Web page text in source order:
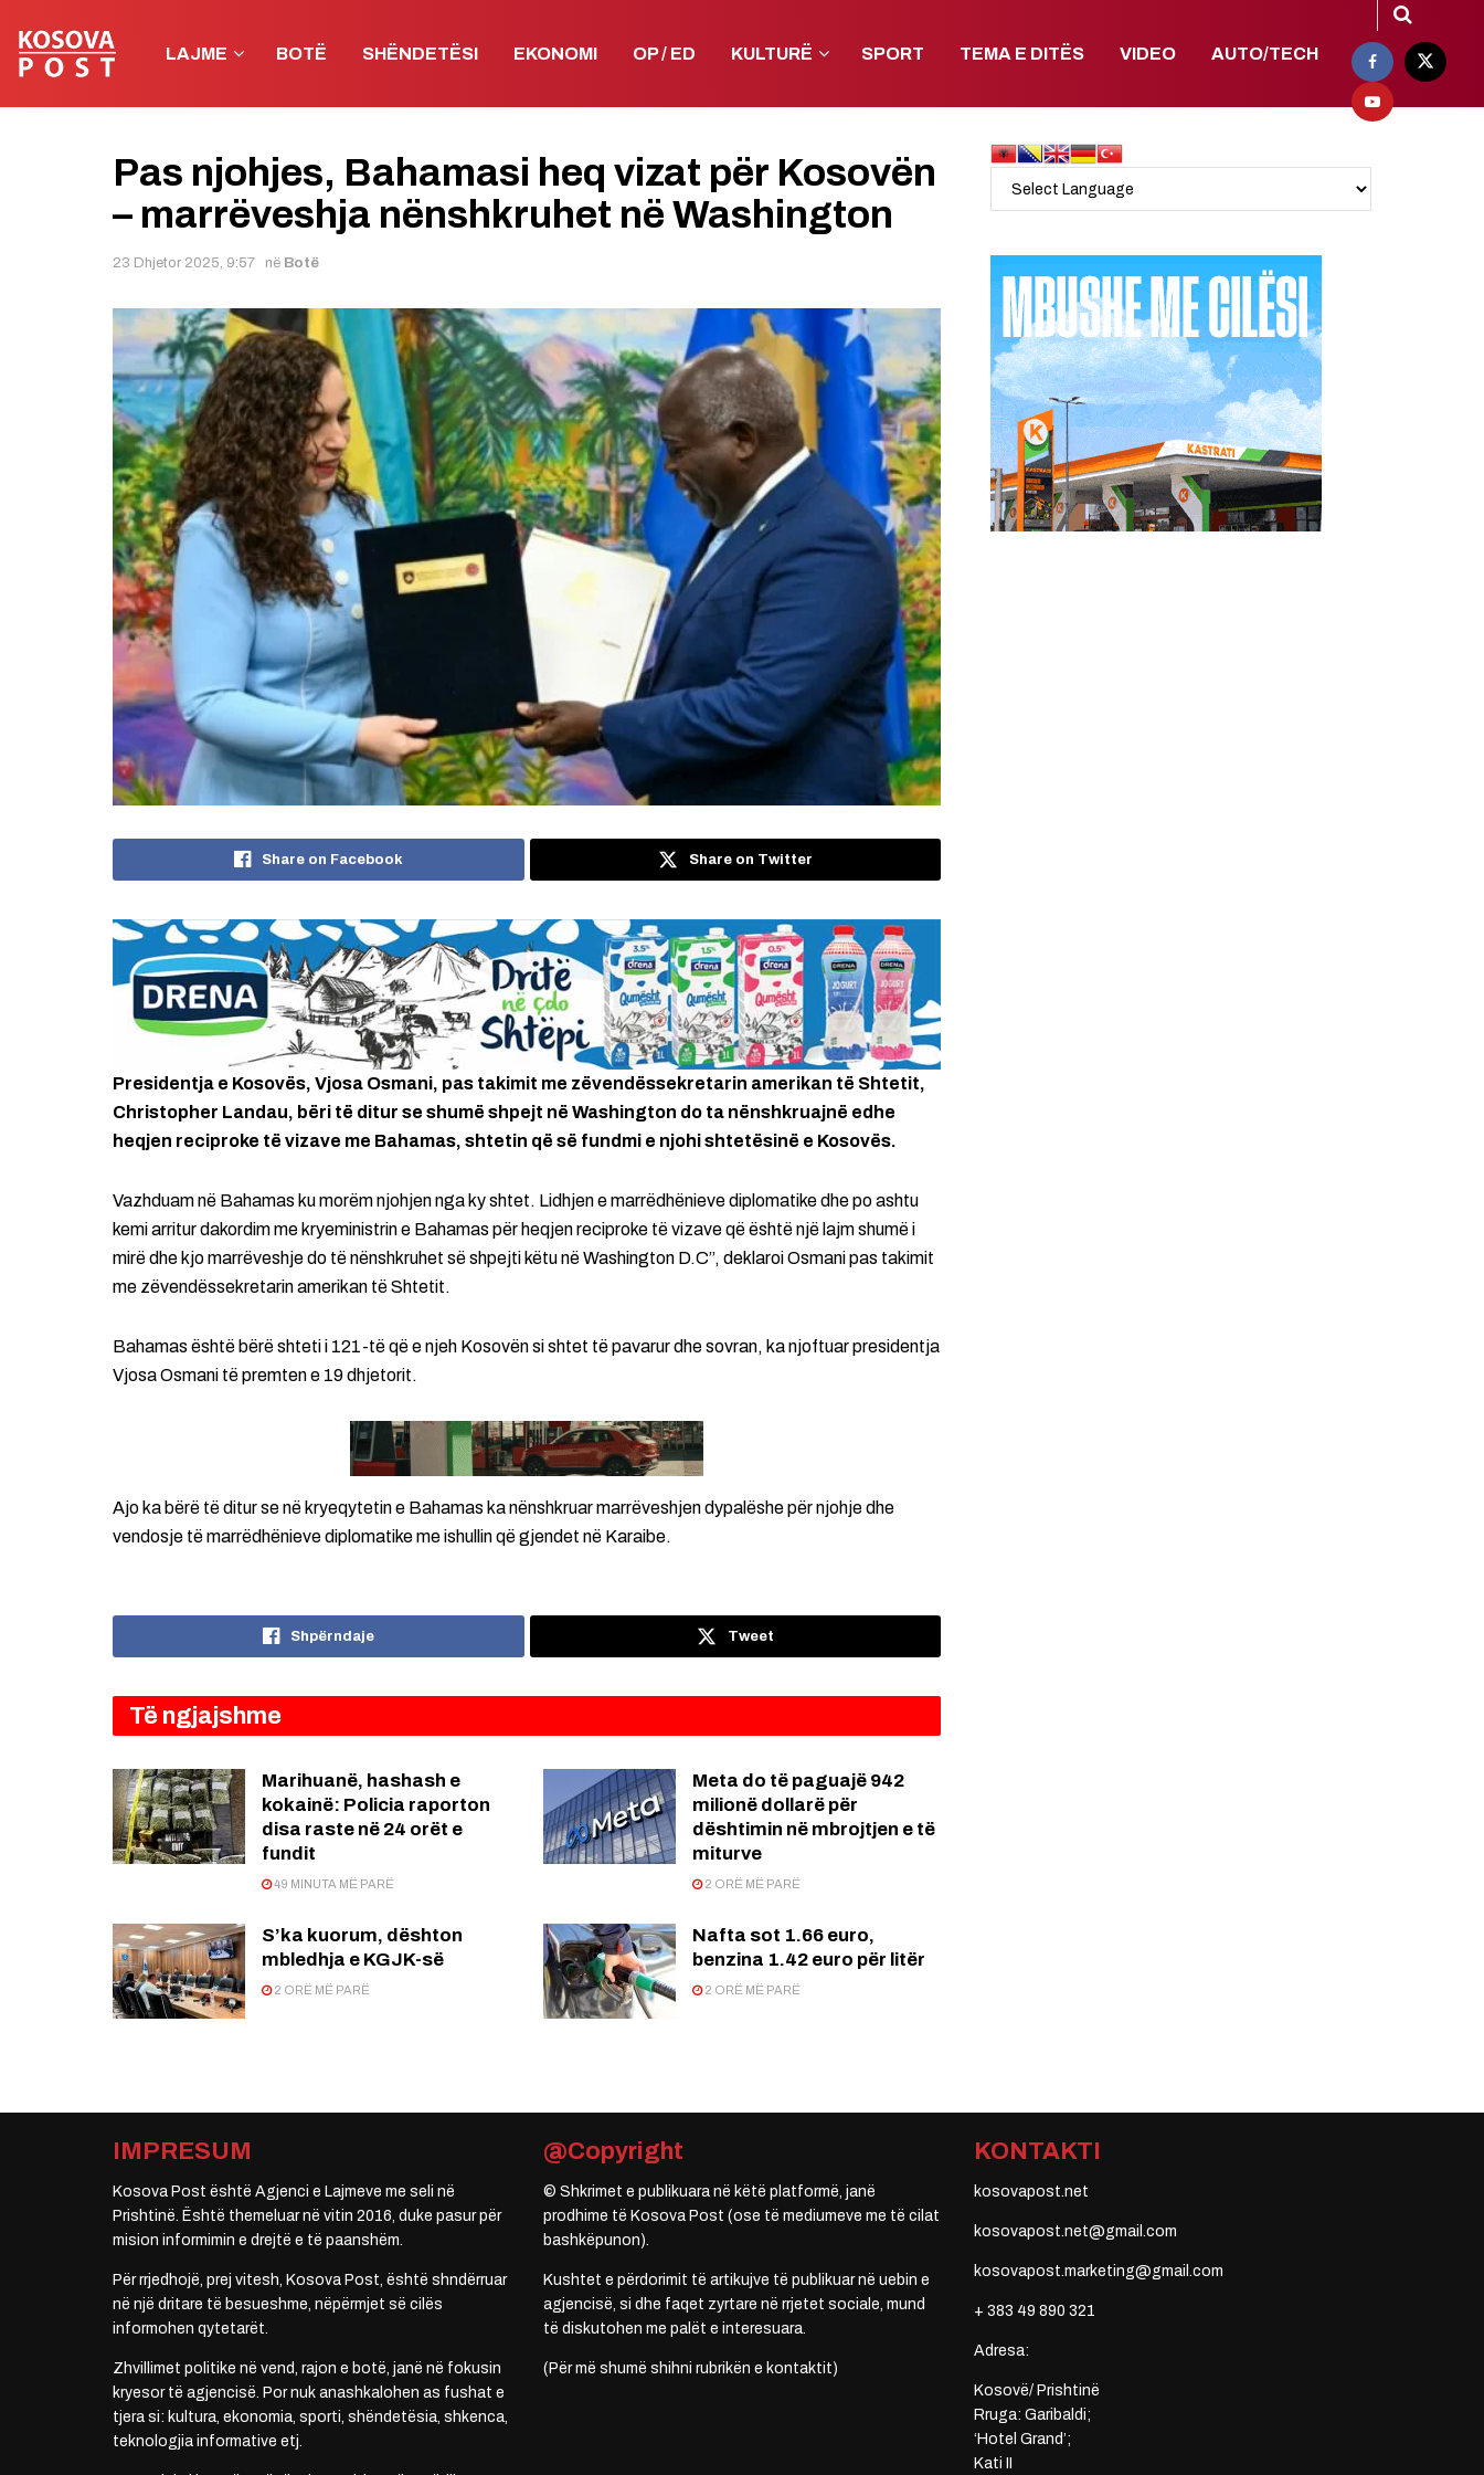
LAJME BOTË SHËNDETËSI EKONOMI OP / ED KULTURË SPORT TEMA E DITËS VIDEO AUTO/TECH
Pas njohjes, Bahamasi heq vizat për Kosovën
– marrëveshja nënshkruhet në Washington
23 Dhjetor 2025, 9:57 në Botë
Share on Facebook Share on Twitter
Presidentja e Kosovës, Vjosa Osmani, pas takimit me zëvendëssekretarin amerikan të Shtetit,
Christopher Landau, bëri të ditur se shumë shpejt në Washington do ta nënshkruajnë edhe
heqjen reciproke të vizave me Bahamas, shtetin që së fundmi e njohi shtetësinë e Kosovës.
Vazhduam në Bahamas ku morëm njohjen nga ky shtet. Lidhjen e marrëdhënieve diplomatike dhe po ashtu
kemi arritur dakordim me kryeministrin e Bahamas për heqjen reciproke të vizave që është një lajm shumë i
mirë dhe kjo marrëveshje do të nënshkruhet së shpejti këtu në Washington D.C”, deklaroi Osmani pas takimit
me zëvendëssekretarin amerikan të Shtetit.
Bahamas është bërë shteti i 121-të që e njeh Kosovën si shtet të pavarur dhe sovran, ka njoftuar presidentja
Vjosa Osmani të premten e 19 dhjetorit.
Ajo ka bërë të ditur se në kryeqytetin e Bahamas ka nënshkruar marrëveshjen dypalëshe për njohje dhe
vendosje të marrëdhënieve diplomatike me ishullin që gjendet në Karaibe.
Shpërndaje Tweet
Të ngjajshme
Marihuanë, hashash e
kokainë: Policia raporton
disa raste në 24 orët e
fundit
49 MINUTA MË PARË
Meta do të paguajë 942
milionë dollarë për
dështimin në mbrojtjen e të
miturve
2 ORË MË PARË
S’ka kuorum, dështon
mbledhja e KGJK-së
2 ORË MË PARË
Nafta sot 1.66 euro,
benzina 1.42 euro për litër
2 ORË MË PARË
IMPRESUM
Kosova Post është Agjenci e Lajmeve me seli në
Prishtinë. Është themeluar në vitin 2016, duke pasur për
mision informimin e drejtë e të paanshëm.
Për rrjedhojë, prej vitesh, Kosova Post, është shndërruar
në një dritare të besueshme, nëpërmjet së cilës
informohen qytetarët.
Zhvillimet politike në vend, rajon e botë, janë në fokusin
kryesor të agjencisë. Por nuk anashkalohen as fushat e
tjera si: kultura, ekonomia, sporti, shëndetësia, shkenca,
teknologjia informative etj.
@Copyright
© Shkrimet e publikuara në këtë platformë, janë
prodhime të Kosova Post (ose të mediumeve me të cilat
bashkëpunon).
Kushtet e përdorimit të artikujve të publikuar në uebin e
agjencisë, si dhe faqet zyrtare në rrjetet sociale, mund
të diskutohen me palët e interesuara.
(Për më shumë shihni rubrikën e kontaktit)
KONTAKTI
kosovapost.net
kosovapost.net@gmail.com
kosovapost.marketing@gmail.com
+ 383 49 890 321
Adresa:
Kosovë/ Prishtinë
Rruga: Garibaldi;
‘Hotel Grand’;
Kati II